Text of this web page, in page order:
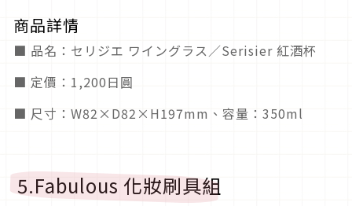
商品詳情
■ 品名：セリジエ ワイングラス／Serisier 紅酒杯
■ 定價：1,200日圓
■ 尺寸：W82×D82×H197mm、容量：350ml
5.Fabulous 化妝刷具組